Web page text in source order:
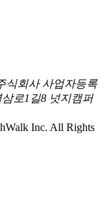
식회사 사업자등록
로1길8 넛지캠퍼
Inc. All Rights